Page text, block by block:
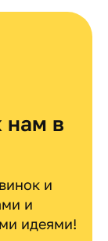
нам в
и
и
идеями!